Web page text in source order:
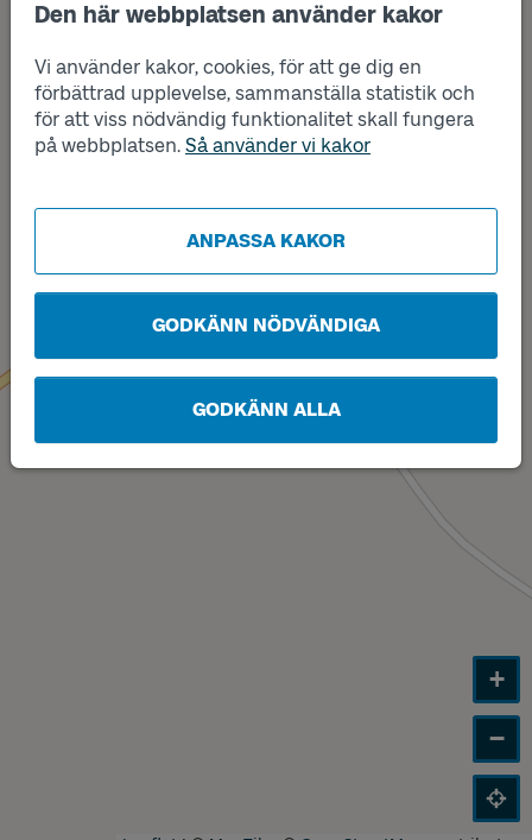
Den här webbplatsen använder kakor
Vi använder kakor, cookies, för att ge dig en
förbättrad upplevelse, sammanställa statistik och
för att viss nödvändig funktionalitet skall fungera
på webbplatsen. Så använder vi kakor
ANPASSA KAKOR
GODKÄNN NÖDVÄNDIGA
GODKÄNN ALLA
Läge
A
Läge
B
+
−